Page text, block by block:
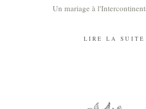
Un mariage à
LIRE LA SUITE